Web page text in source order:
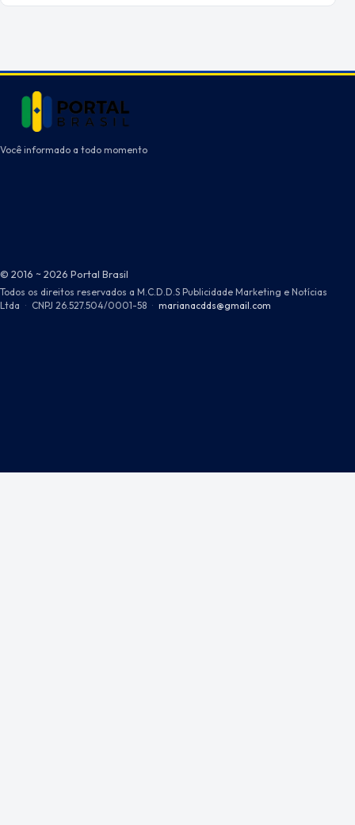
Você informado a todo momento
© 2016 ~ 2026 Portal Brasil
Todos os direitos reservados a M.C.D.D.S Publicidade Marketing e Notícias
Ltda · CNPJ 26.527.504/0001-58 · marianacdds@gmail.com